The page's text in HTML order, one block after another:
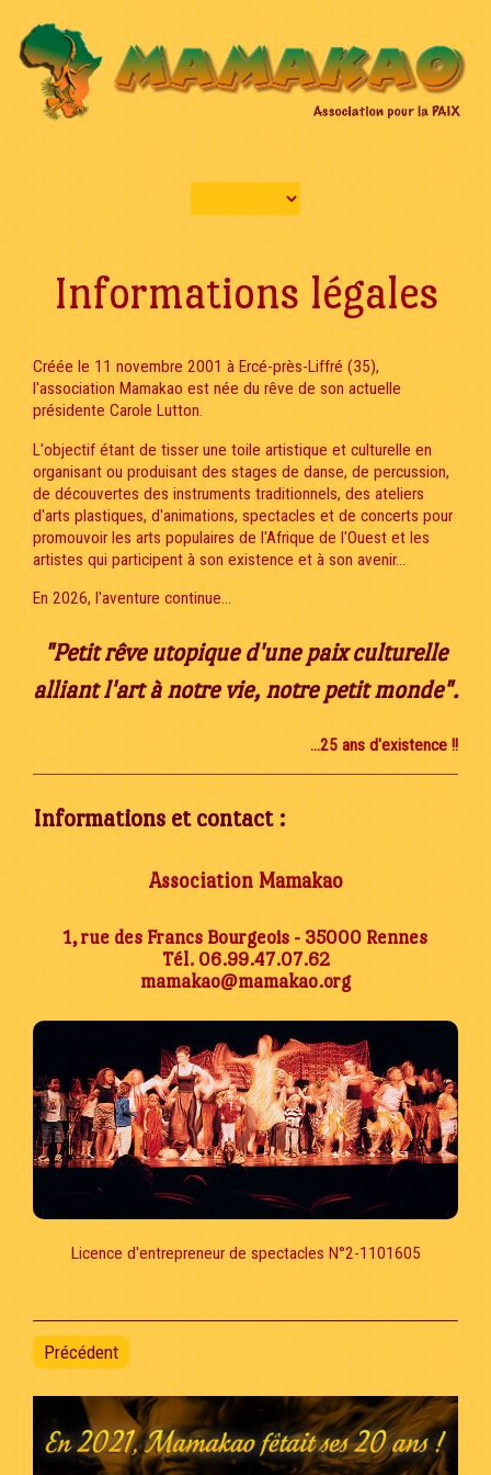
Informations légales
Créée le 11 novembre 2001 à Ercé-près-Liffré (35),
l'association Mamakao est née du rêve de son actuelle
présidente Carole Lutton.
L'objectif étant de tisser une toile artistique et culturelle en
organisant ou produisant des stages de danse, de percussion,
de découvertes des instruments traditionnels, des ateliers
d'arts plastiques, d'animations, spectacles et de concerts pour
promouvoir les arts populaires de l'Afrique de l'Ouest et les
artistes qui participent à son existence et à son avenir...
En 2026, l'aventure continue...
"Petit rêve utopique d'une paix culturelle
alliant l'art à notre vie, notre petit monde".
...25 ans d'existence !!
Informations et contact :
Association Mamakao
1, rue des Francs Bourgeois - 35000 Rennes
Tél. 06.99.47.07.62
mamakao@mamakao.org
Licence d'entrepreneur de spectacles N°2-1101605
Précédent